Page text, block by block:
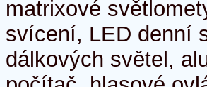
matrixové
svícení, LED denní
dálkových světel,